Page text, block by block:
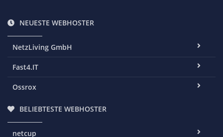
NEUESTE WEBHOSTER
NetzLiving GmbH
Fast4.IT
Ossrox
BELIEBTESTE WEBHOSTER
netcup